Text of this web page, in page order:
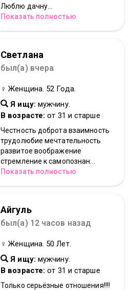
Люблю дачну...
Показать полностью
Светлана
был(а) вчера
♀ Женщина. 52 Года.
Я ищу: мужчину.
В возрасте: от 31 и старше
Честность доброта взаимность
трудолюбие мечтательность
развитое воображение
стремление к самопознан...
Показать полностью
Айгуль
был(а) 12 часов назад
♀ Женщина. 50 Лет.
Я ищу: мужчину.
В возрасте: от 31 и старше
Только серьёзные отношения!!!!